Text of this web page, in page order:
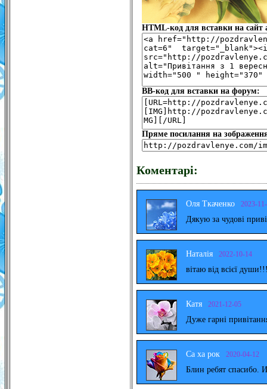
HTML-код для вставки на сайт
BB-код для вставки на форум:
Пряме посилання на
Коментарі:
Оля Ткаченко 2023-
Дякую за чудові
Наталія 2022-10-14
вітаю від всієї
Катя 2021-12-05
Дуже гарні
Са ха рок 2020-04-12
Блин ребят спасибо.